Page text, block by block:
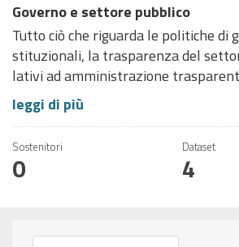
Governo e settore pubblico
Tutto ciò che riguarda le politiche di
stituzionali, la trasparenza del
lativi ad amministrazione
leggi di più
Sostenitori
0
Dataset
4